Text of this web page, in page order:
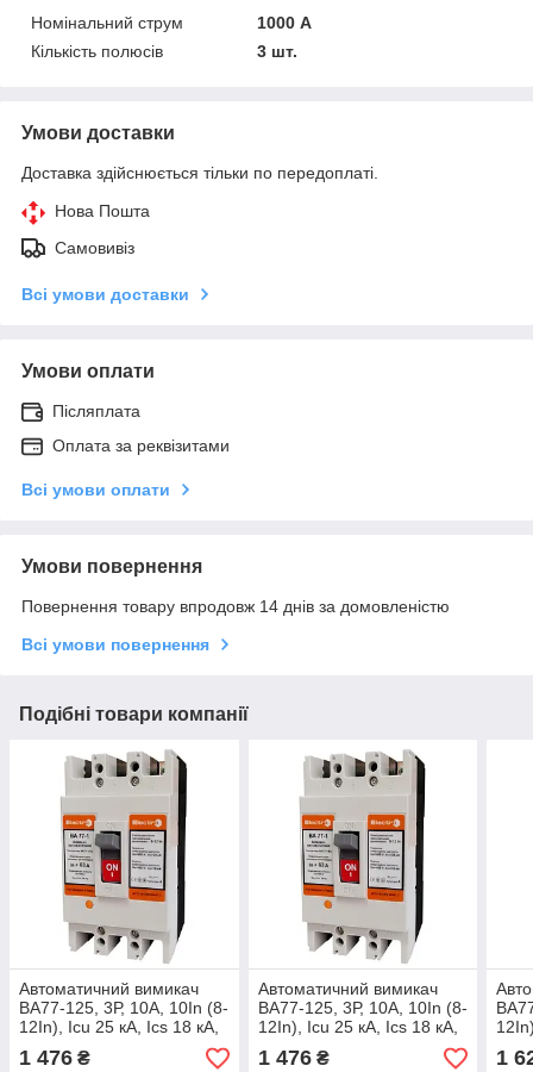
Номінальний струм
1000 А
Кількість полюсів
3 шт.
Умови доставки
Доставка здійснюється тільки по передоплаті.
Нова Пошта
Самовивіз
Всі умови доставки
Умови оплати
Післяплата
Оплата за реквізитами
Всі умови оплати
Умови повернення
Повернення товару впродовж 14 днів за домовленістю
Всі умови повернення
Подібні товари компанії
Автоматичний вимикач
ВА77-125, 3Р, 10А, 10In (8-
12In), Icu 25 кА, Ics 18 кА,
400 В
1 476 ₴
Автоматичний вимикач
ВА77-125, 3Р, 10А, 10In (8-
12In), Icu 25 кА, Ics 18 кА,
400 В
1 476₴
400
1